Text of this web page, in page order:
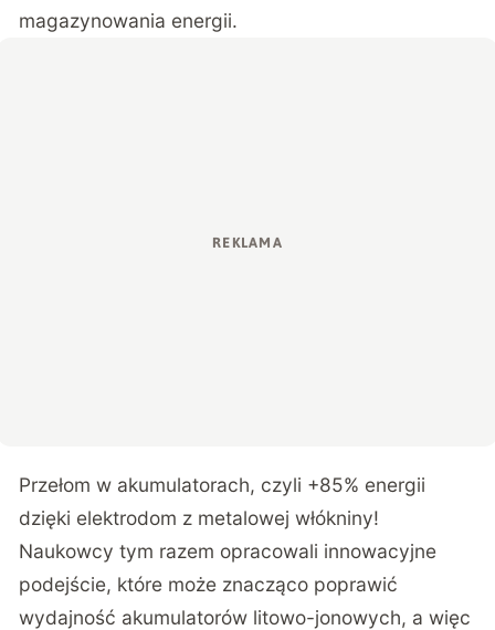
magazynowania energii.
Przełom w akumulatorach, czyli +85% energii
dzięki elektrodom z metalowej włókniny!
Naukowcy tym razem opracowali innowacyjne
podejście, które może znacząco poprawić
wydajność akumulatorów litowo-jonowych, a więc